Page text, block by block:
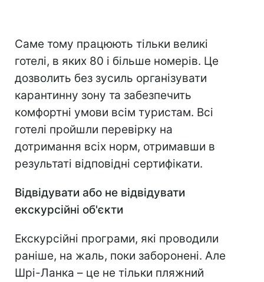
Саме тому працюють тільки великі
готелі, в яких 80 і більше номерів. Це
дозволить без зусиль організувати
карантинну зону та забезпечить
комфортні умови всім туристам. Всі
готелі пройшли перевірку на
дотримання всіх норм, отримавши в
результаті відповідні сертифікати.
Відвідувати або не відвідувати
екскурсійні об'єкти
Екскурсійні програми, які проводили
раніше, на жаль, поки заборонені. Але
Шрі-Ланка – це не тільки пляжний